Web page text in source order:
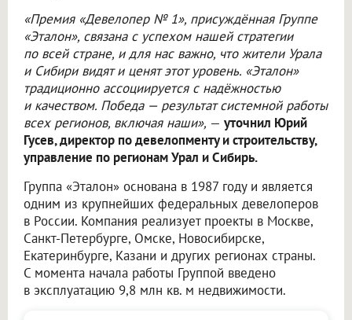
«Премия «Девелопер № 1», присуждённая Группе
«Эталон», связана с успехом нашей стратегии
по всей стране, и для нас важно, что жители Урала
и Сибири видят и ценят этот уровень. «Эталон»
традиционно ассоциируется с надёжностью
и качеством. Победа — результат системной работы
всех регионов, включая наши», — уточнил Юрий
Гусев, директор по девелопменту и строительству,
управление по регионам Урал и Сибирь.
Группа «Эталон» основана в 1987 году и является
одним из крупнейших федеральных девелоперов
в России. Компания реализует проекты в Москве,
Санкт-Петербурге, Омске, Новосибирске,
Екатеринбурге, Казани и других регионах страны.
С момента начала работы Группой введено
в эксплуатацию 9,8 млн кв. м недвижимости.